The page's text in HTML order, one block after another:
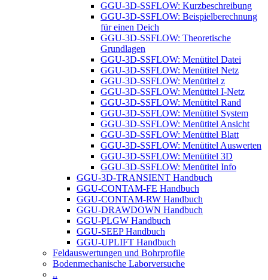
GGU-3D-SSFLOW: Kurzbeschreibung
GGU-3D-SSFLOW: Beispielberechnung
für einen Deich
GGU-3D-SSFLOW: Theoretische
Grundlagen
GGU-3D-SSFLOW: Menütitel Datei
GGU-3D-SSFLOW: Menütitel Netz
GGU-3D-SSFLOW: Menütitel z
GGU-3D-SSFLOW: Menütitel I-Netz
GGU-3D-SSFLOW: Menütitel Rand
GGU-3D-SSFLOW: Menütitel System
GGU-3D-SSFLOW: Menütitel Ansicht
GGU-3D-SSFLOW: Menütitel Blatt
GGU-3D-SSFLOW: Menütitel Auswerten
GGU-3D-SSFLOW: Menütitel 3D
GGU-3D-SSFLOW: Menütitel Info
GGU-3D-TRANSIENT Handbuch
GGU-CONTAM-FE Handbuch
GGU-CONTAM-RW Handbuch
GGU-DRAWDOWN Handbuch
GGU-PLGW Handbuch
GGU-SEEP Handbuch
GGU-UPLIFT Handbuch
Feldauswertungen und Bohrprofile
Bodenmechanische Laborversuche
..